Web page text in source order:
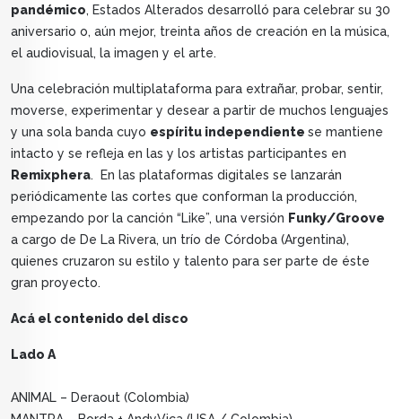
pandémico, Estados Alterados desarrolló para celebrar su 30
aniversario o, aún mejor, treinta años de creación en la música,
el audiovisual, la imagen y el arte.
Una celebración multiplataforma para extrañar, probar, sentir,
moverse, experimentar y desear a partir de muchos lenguajes
y una sola banda cuyo espíritu independiente se mantiene
intacto y se refleja en las y los artistas participantes en
Remixphera. En las plataformas digitales se lanzarán
periódicamente las cortes que conforman la producción,
empezando por la canción “Like”, una versión Funky/Groove
a cargo de De La Rivera, un trío de Córdoba (Argentina),
quienes cruzaron su estilo y talento para ser parte de éste
gran proyecto.
Acá el contenido del disco
Lado A
ANIMAL – Deraout (Colombia)